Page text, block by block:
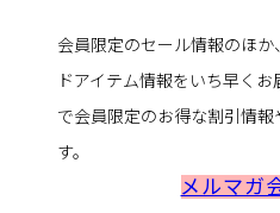
会員限定のセール情報のほ
ドアイテム情報をいち早く
で会員限定のお得な割引情
す。
メルマガ